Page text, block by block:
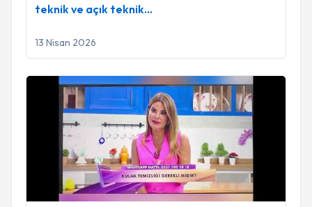
teknik ve açık teknik...
13 Nisan 2026
Kulak kiri temizlenmeli midir?